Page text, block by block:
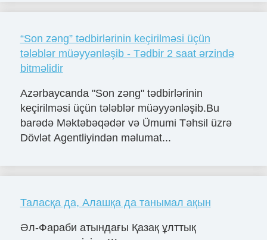
“Son zəng” tədbirlərinin keçirilməsi üçün
tələblər müəyyənləşib - Tədbir 2 saat ərzində
bitməlidir
Azərbaycanda "Son zəng" tədbirlərinin
keçirilməsi üçün tələblər müəyyənləşib.Bu
barədə Məktəbəqədər və Ümumi Təhsil üzrə
Dövlət Agentliyindən məlumat...
Таласқа да, Алашқа да танымал ақын
Әл-Фараби атындағы Қазақ ұлттық